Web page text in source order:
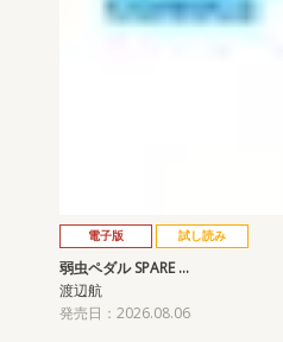
電子版 試し読み
弱虫ペダル SPARE …
渡辺航
発売日：2026.08.06